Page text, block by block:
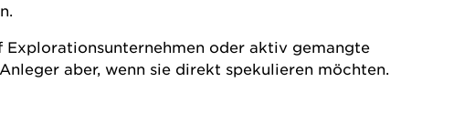
Explorationsunternehmen oder aktiv gemangte
aber, wenn sie direkt spekulieren möchten.